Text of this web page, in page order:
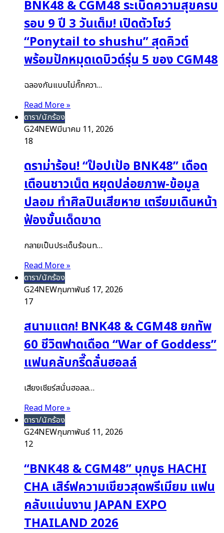
BNK48 & CGM48 ระเบิดความสุขครบ
รอบ 9 ปี 3 วันเต็ม! เปิดตัวโชว์
“Ponytail to shushu” สุดคิวต์
พร้อมปักหมุดเดบิวต์รุ่น 5 ของ CGM48
ฉลองกันแบบไม่กั๊กควา…
Read More »
ดารา/นักร้อง
G24NEWมีนาคม 11, 2026
18
ดราม่าร้อน! “ป๊อปเป้อ BNK48” เดือด
เตือนชาวเน็ต หยุดปล่อยภาพ-ข้อมูล
ปลอม ทำศิลปินเสียหาย เตรียมเดินหน้า
ฟ้องขั้นเด็ดขาด
กลายเป็นประเด็นร้อนท…
Read More »
ดารา/นักร้อง
G24NEWกุมภาพันธ์ 17, 2026
17
สนามแตก! BNK48 & CGM48 ยกทัพ
60 ชีวิตฟาดเดือด “War of Goddess”
แฟนคลับกรี๊ดลั่นฮอลล์
เสียงเชียร์สนั่นฮอลล…
Read More »
ดารา/นักร้อง
G24NEWกุมภาพันธ์ 11, 2026
12
“BNK48 & CGM48” บุกบูธ HACHI
CHA เสิร์ฟความเขียวสุดพรีเมียม แฟน
คลับแน่นงาน JAPAN EXPO
THAILAND 2026